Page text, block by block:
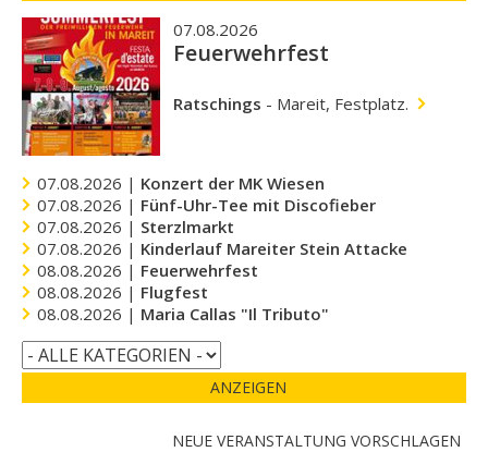
07.08.2026
Feuerwehrfest
Ratschings - Mareit, Festplatz.
07.08.2026 | Konzert der MK Wiesen
07.08.2026 | Fünf-Uhr-Tee mit Discofieber
07.08.2026 | Sterzlmarkt
07.08.2026 | Kinderlauf Mareiter Stein Attacke
08.08.2026 | Feuerwehrfest
08.08.2026 | Flugfest
08.08.2026 | Maria Callas "Il Tributo"
ANZEIGEN
NEUE VERANSTALTUNG VORSCHLAGEN